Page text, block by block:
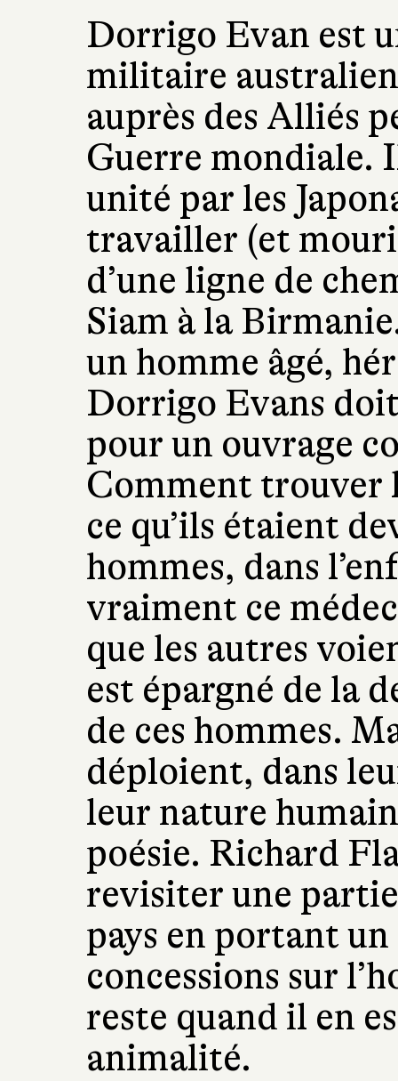
Dorrigo Evan est
militaire
auprès des Alliés
Guerre mondiale.
unité par les
travailler (et
d’une ligne de
Siam à la
un homme âgé,
Dorrigo Evans
pour un ouvrage
Comment trouver
ce qu’ils étaient
hommes, dans
vraiment ce
que les autres
est épargné de la
de ces hommes.
déploient, dans
leur nature
poésie. Richard
revisiter une
pays en portant un
concessions sur
reste quand il en
animalité.